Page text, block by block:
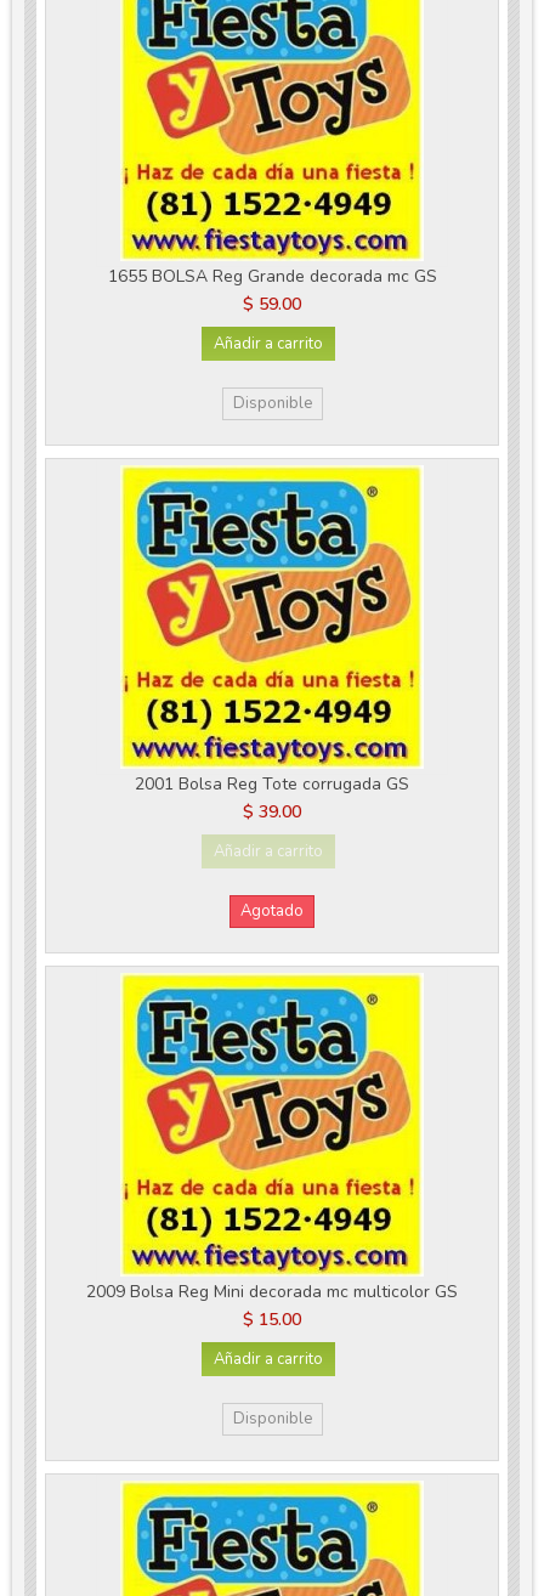
1655 BOLSA Reg Grande decorada mc GS
$ 59.00
Añadir a carrito
Disponible
2001 Bolsa Reg Tote corrugada GS
$ 39.00
Añadir a carrito
Agotado
2009 Bolsa Reg Mini decorada mc multicolor GS
$ 15.00
Añadir a carrito
Disponible